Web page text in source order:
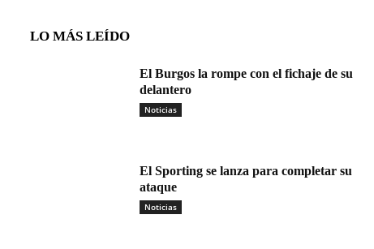
LO MÁS LEÍDO
El Burgos la rompe con el fichaje de su
delantero
Noticias
El Sporting se lanza para completar su
ataque
Noticias